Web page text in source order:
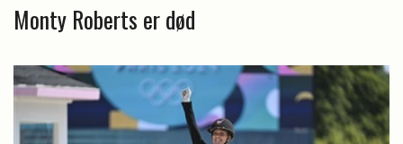
Monty Roberts er død